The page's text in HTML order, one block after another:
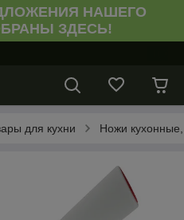
НАШЕГО
ЗДЕСЬ!
для кухни Ножи